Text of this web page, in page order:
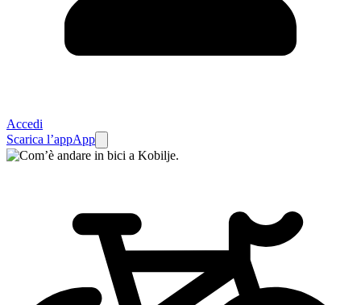
Accedi
Scarica l’appApp